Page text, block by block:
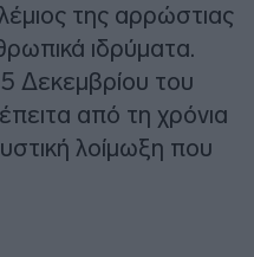
της αρρώστιας
ιδρύματα.
Δεκεμβρίου του
από τη χρόνια
λοίμωξη που